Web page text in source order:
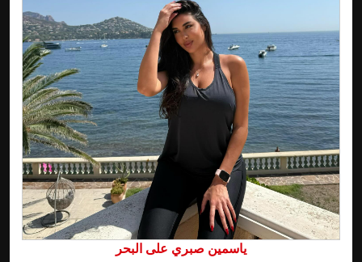
ياسمين صبري على البحر